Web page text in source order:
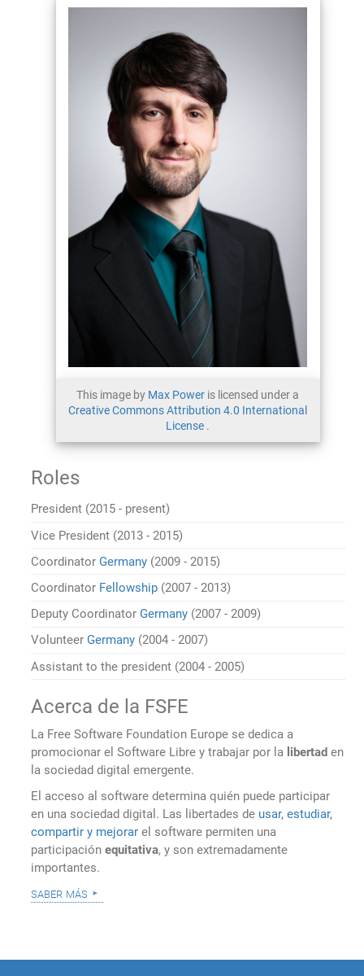
This image by Max Power is licensed under a
Creative Commons Attribution 4.0 International
License .
Roles
President (2015 - present)
Vice President (2013 - 2015)
Coordinator Germany (2009 - 2015)
Coordinator Fellowship (2007 - 2013)
Deputy Coordinator Germany (2007 - 2009)
Volunteer Germany (2004 - 2007)
Assistant to the president (2004 - 2005)
Acerca de la FSFE
La Free Software Foundation Europe se dedica a
promocionar el Software Libre y trabajar por la libertad en
la sociedad digital emergente.
El acceso al software determina quién puede participar
en una sociedad digital. Las libertades de usar, estudiar,
compartir y mejorar el software permiten una
participaciónequitativa, y son extremadamente
importantes.
saber más